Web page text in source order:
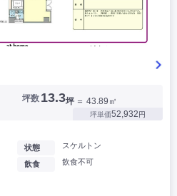
坪数 13.3坪 ＝ 43.89㎡
坪単価52,932円
状態 スケルトン
飲食 飲食不可